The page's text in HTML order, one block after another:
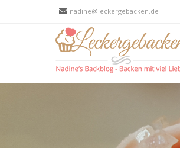
nadine@leckergebacken.de